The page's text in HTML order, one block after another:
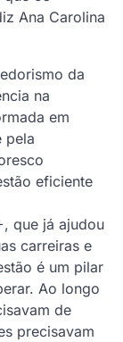
Ana Carolina
da
na
em
pela
eficiente
que já ajudou
carreiras e
é um pilar
Ao longo
de
precisavam